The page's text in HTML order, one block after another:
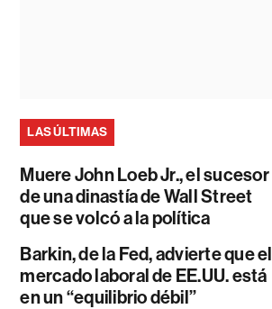
LAS ÚLTIMAS
Muere John Loeb Jr., el sucesor
de una dinastía de Wall Street
que se volcó a la política
Barkin, de la Fed, advierte que el
mercado laboral de EE.UU. está
en un “equilibrio débil”